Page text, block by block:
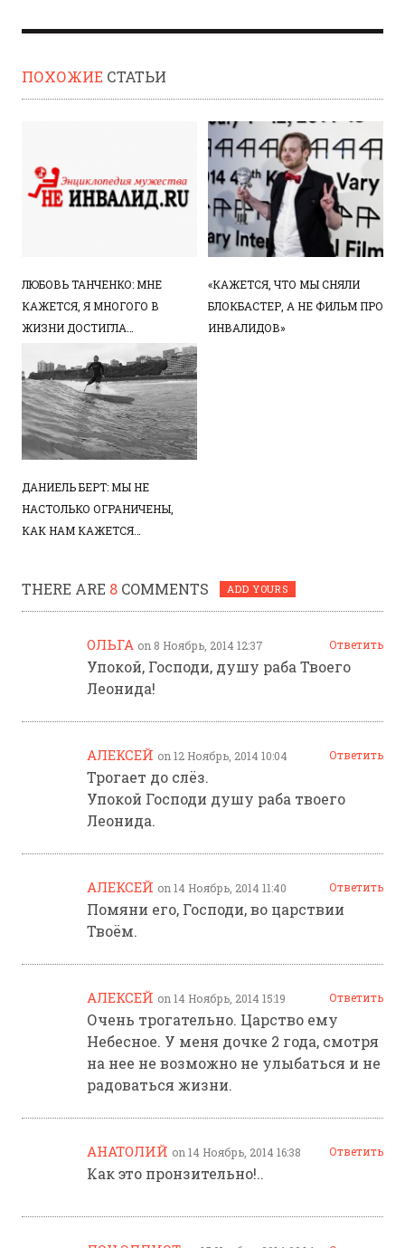
ПОХОЖИЕ СТАТЬИ
ЛЮБОВЬ ТАНЧЕНКО: МНЕ
КАЖЕТСЯ, Я МНОГОГО В
ЖИЗНИ ДОСТИГЛА…
«КАЖЕТСЯ, ЧТО МЫ СНЯЛИ
БЛОКБАСТЕР, А НЕ ФИЛЬМ ПРО
ИНВАЛИДОВ»
ДАНИЕЛЬ БЕРТ: МЫ НЕ
НАСТОЛЬКО ОГРАНИЧЕНЫ,
КАК НАМ КАЖЕТСЯ…
THERE ARE 8 COMMENTS ADD YOURS
ОЛЬГА on 8 Ноябрь, 2014 12:37 Ответить
Упокой, Господи, душу раба Твоего
Леонида!
АЛЕКСЕЙ on 12 Ноябрь, 2014 10:04 Ответить
Трогает до слёз.
Упокой Господи душу раба твоего
Леонида.
АЛЕКСЕЙ on 14 Ноябрь, 2014 11:40 Ответить
Помяни его, Господи, во царствии
Твоём.
АЛЕКСЕЙ on 14 Ноябрь, 2014 15:19 Ответить
Очень трогательно. Царство ему
Небесное. У меня дочке 2 года, смотря
на нее не возможно не улыбаться и не
радоваться жизни.
АНАТОЛИЙ on 14 Ноябрь, 2014 16:38 Ответить
Как это пронзительно!..